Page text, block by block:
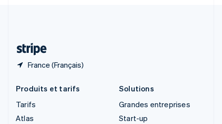
France (Français)
Produits et tarifs
Tarifs
Atlas
Solutions
Grandes entreprises
Start-up